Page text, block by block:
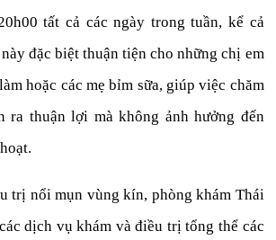
tất cả các ngày trong tuần, kể cả
đặc biệt thuận tiện cho những chị em
hoặc các mẹ bỉm sữa, giúp việc chăm
ra thuận lợi mà không ảnh hưởng đến
trị nổi mụn vùng kín, phòng khám Thái
dịch vụ khám và điều trị tổng thể các